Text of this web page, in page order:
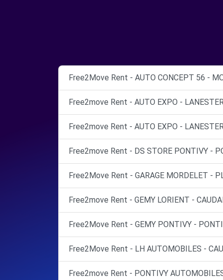
Free2Move Rent - AUTO CONCEPT 56 -
Free2move Rent - AUTO EXPO -
Free2move Rent - AUTO EXPO -
Free2move Rent - DS STORE PONTIVY -
Free2Move Rent - GARAGE MORDELET -
Free2move Rent - GEMY LORIENT -
Free2Move Rent - GEMY PONTIVY -
Free2Move Rent - LH AUTOMOBILES -
Free2move Rent - PONTIVY